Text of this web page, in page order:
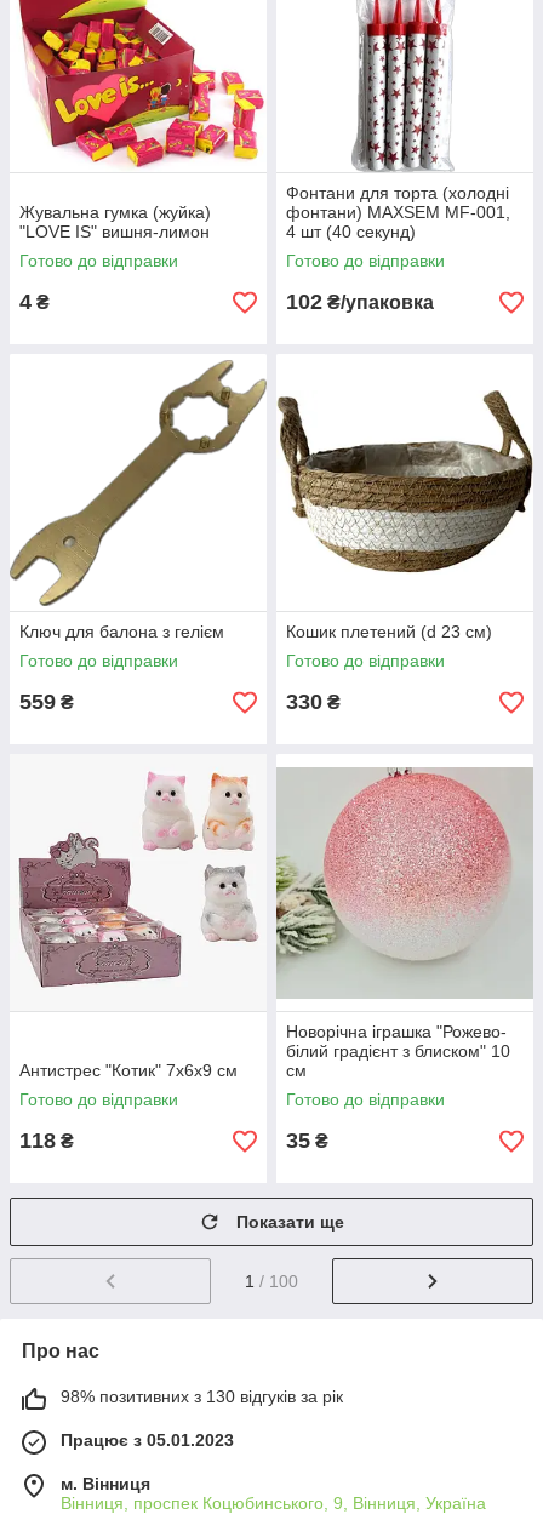
Жувальна гумка (жуйка)
"LOVE IS" вишня-лимон
Готово до відправки
4 ₴
Фонтани для торта (холодні
фонтани) MAXSEM MF-001,
4 шт (40 секунд)
Готово до відправки
102 ₴/упаковка
Ключ для балона з гелієм
Готово до відправки
559 ₴
Кошик плетений (d 23 см)
Готово до відправки
330 ₴
Антистрес "Котик" 7х6х9 см
Готово до відправки
118 ₴
Новорічна іграшка "Рожево-
білий градієнт з блиском" 10
см
Готово до відправки
35 ₴
Показати ще
1 / 100
Про нас
98% позитивних з 130 відгуків за рік
Працює з 05.01.2023
м. Вінниця
Вінниця, проспек Коцюбинського, 9, Вінниця, Україна